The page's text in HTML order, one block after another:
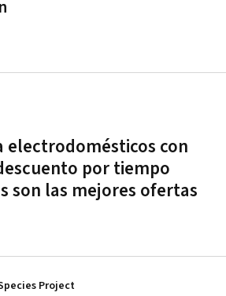
electrodomésticos con
por tiempo
son las mejores ofertas
Project